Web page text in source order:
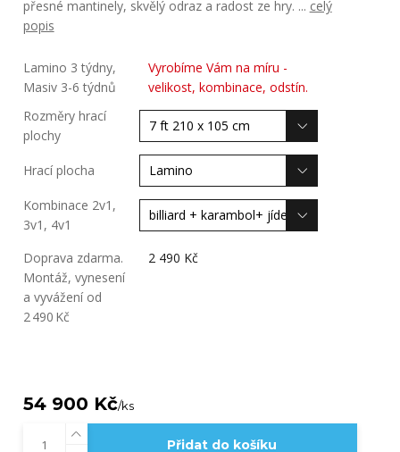
přesné mantinely, skvělý odraz a radost ze hry. ... celý
popis
Lamino 3 týdny,
Masiv 3-6 týdnů
Vyrobíme Vám na míru -
velikost, kombinace, odstín.
Rozměry hrací
plochy
Hrací plocha
Kombinace 2v1,
3v1, 4v1
Doprava zdarma.
Montáž, vynesení
a vyvážení od
2 490 Kč
2 490 Kč
54 900 Kč/ks
Přidat do košíku